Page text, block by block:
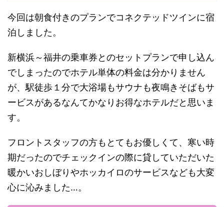
今回は朝食付きのプランでコネクテッドツインに宿
泊しました。
新横浜～福井の乗車券とのセットプランで申し込ん
でしまったのでホテル単体の料金は分かりません
が、駅徒歩１分で大浴場もサウナも夜鳴きそばもサ
ービスがあるなんてかなりお得なホテルだと思いま
す。
フロントスタッフの方もとてもお優しくて、寒い時
期だったのでチェックインの際に貸していただいた
暖かいおしぼりやホッカイロのサービスなども大変
心に沁みました…。